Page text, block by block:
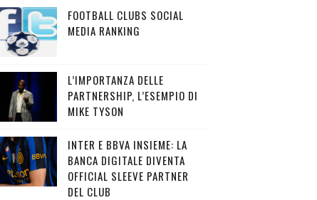
FOOTBALL CLUBS SOCIAL
MEDIA RANKING
L’IMPORTANZA DELLE
PARTNERSHIP, L’ESEMPIO DI
MIKE TYSON
INTER E BBVA INSIEME: LA
BANCA DIGITALE DIVENTA
OFFICIAL SLEEVE PARTNER
DEL CLUB